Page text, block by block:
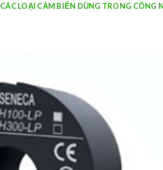
CÁC LOẠI CẢM BIẾN DÙNG TRONG CÔNG